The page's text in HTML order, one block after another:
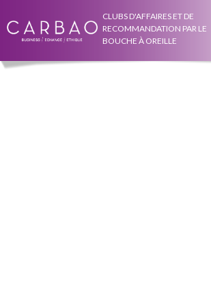
CLUBS D'AFFAIRES ET DE
RECOMMANDATION PAR LE
BOUCHE À OREILLE